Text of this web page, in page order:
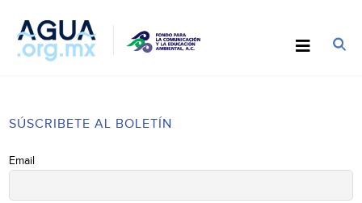
SÚSCRIBETE AL BOLETÍN
Email